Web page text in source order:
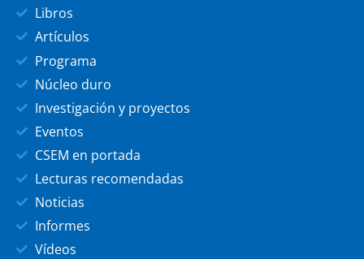
Libros
Artículos
Programa
Núcleo duro
Investigación y proyectos
Eventos
CSEM en portada
Lecturas recomendadas
Noticias
Informes
Vídeos